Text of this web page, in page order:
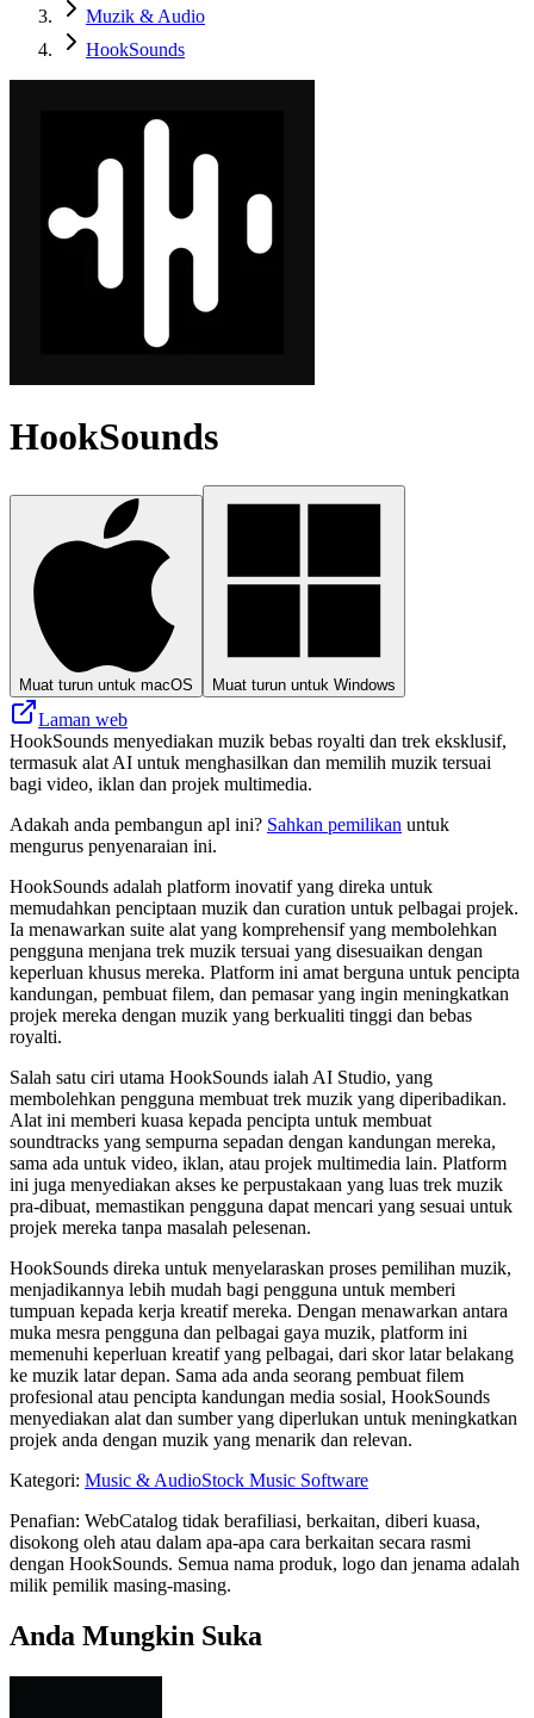
Muzik & Audio
HookSounds
HookSounds
Muat turun untuk macOS Muat turun untuk Windows
Laman web
HookSounds menyediakan muzik bebas royalti dan trek eksklusif,
termasuk alat AI untuk menghasilkan dan memilih muzik tersuai
bagi video, iklan dan projek multimedia.
Adakah anda pembangun apl ini? Sahkan pemilikan untuk
mengurus penyenaraian ini.
HookSounds adalah platform inovatif yang direka untuk
memudahkan penciptaan muzik dan curation untuk pelbagai projek.
Ia menawarkan suite alat yang komprehensif yang membolehkan
pengguna menjana trek muzik tersuai yang disesuaikan dengan
keperluan khusus mereka. Platform ini amat berguna untuk pencipta
kandungan, pembuat filem, dan pemasar yang ingin meningkatkan
projek mereka dengan muzik yang berkualiti tinggi dan bebas
royalti.
Salah satu ciri utama HookSounds ialah AI Studio, yang
membolehkan pengguna membuat trek muzik yang diperibadikan.
Alat ini memberi kuasa kepada pencipta untuk membuat
soundtracks yang sempurna sepadan dengan kandungan mereka,
sama ada untuk video, iklan, atau projek multimedia lain. Platform
ini juga menyediakan akses ke perpustakaan yang luas trek muzik
pra-dibuat, memastikan pengguna dapat mencari yang sesuai untuk
projek mereka tanpa masalah pelesenan.
HookSounds direka untuk menyelaraskan proses pemilihan muzik,
menjadikannya lebih mudah bagi pengguna untuk memberi
tumpuan kepada kerja kreatif mereka. Dengan menawarkan antara
muka mesra pengguna dan pelbagai gaya muzik, platform ini
memenuhi keperluan kreatif yang pelbagai, dari skor latar belakang
ke muzik latar depan. Sama ada anda seorang pembuat filem
profesional atau pencipta kandungan media sosial, HookSounds
menyediakan alat dan sumber yang diperlukan untuk meningkatkan
projek anda dengan muzik yang menarik dan relevan.
Kategori: Music & AudioStock Music Software
Penafian: WebCatalog tidak berafiliasi, berkaitan, diberi kuasa,
disokong oleh atau dalam apa-apa cara berkaitan secara rasmi
dengan HookSounds. Semua nama produk, logo dan jenama adalah
milik pemilik masing-masing.
Anda Mungkin Suka